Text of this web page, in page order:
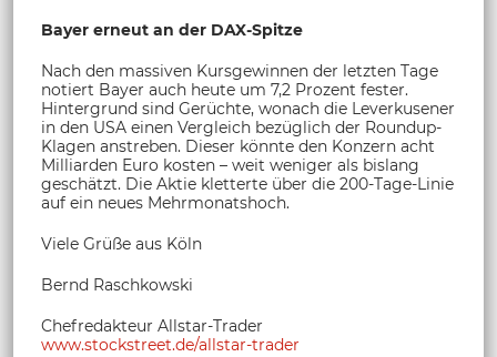
Bayer erneut an der DAX-Spitze
Nach den massiven Kursgewinnen der letzten Tage
notiert Bayer auch heute um 7,2 Prozent fester.
Hintergrund sind Gerüchte, wonach die Leverkusener
in den USA einen Vergleich bezüglich der Roundup-
Klagen anstreben. Dieser könnte den Konzern acht
Milliarden Euro kosten – weit weniger als bislang
geschätzt. Die Aktie kletterte über die 200-Tage-Linie
auf ein neues Mehrmonatshoch.
Viele Grüße aus Köln
Bernd Raschkowski
Chefredakteur Allstar-Trader
www.stockstreet.de/allstar-trader